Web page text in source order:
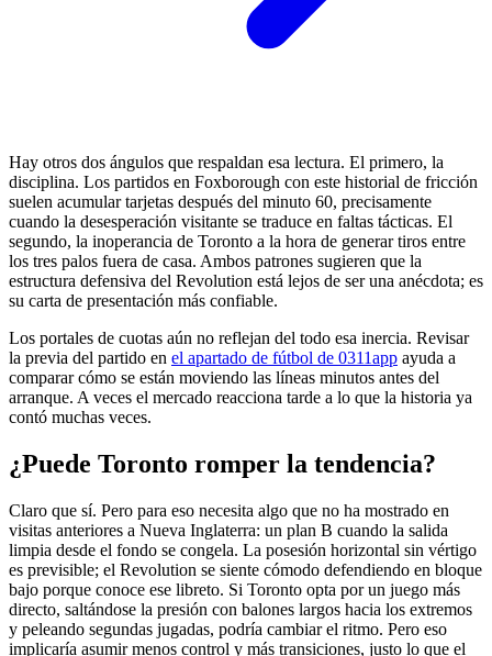
Hay otros dos ángulos que respaldan esa lectura. El primero, la
disciplina. Los partidos en Foxborough con este historial de fricción
suelen acumular tarjetas después del minuto 60, precisamente
cuando la desesperación visitante se traduce en faltas tácticas. El
segundo, la inoperancia de Toronto a la hora de generar tiros entre
los tres palos fuera de casa. Ambos patrones sugieren que la
estructura defensiva del Revolution está lejos de ser una anécdota; es
su carta de presentación más confiable.
Los portales de cuotas aún no reflejan del todo esa inercia. Revisar
la previa del partido en el apartado de fútbol de 0311app ayuda a
comparar cómo se están moviendo las líneas minutos antes del
arranque. A veces el mercado reacciona tarde a lo que la historia ya
contó muchas veces.
¿Puede Toronto romper la tendencia?
Claro que sí. Pero para eso necesita algo que no ha mostrado en
visitas anteriores a Nueva Inglaterra: un plan B cuando la salida
limpia desde el fondo se congela. La posesión horizontal sin vértigo
es previsible; el Revolution se siente cómodo defendiendo en bloque
bajo porque conoce ese libreto. Si Toronto opta por un juego más
directo, saltándose la presión con balones largos hacia los extremos
y peleando segundas jugadas, podría cambiar el ritmo. Pero eso
implicaría asumir menos control y más transiciones, justo lo que el